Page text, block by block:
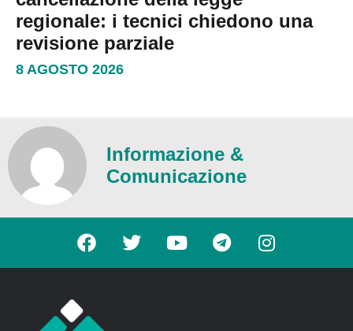
regionale: i tecnici chiedono una
revisione parziale
8 AGOSTO 2026
Informazione &
Comunicazione